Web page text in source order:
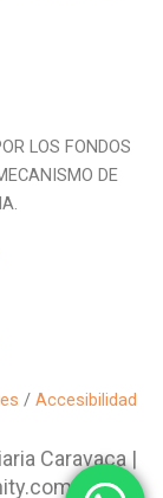
LOS FONDOS
DE
/ Accesibilidad
Caravaca |